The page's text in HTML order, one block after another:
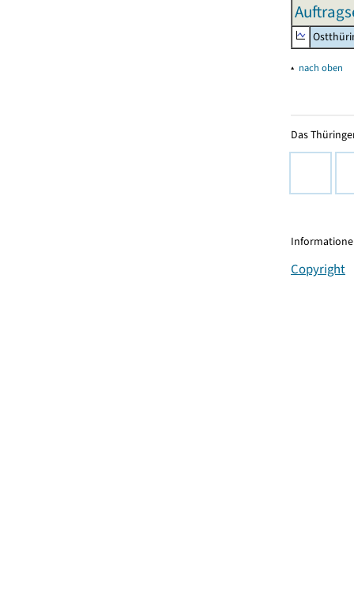
▴ nach oben
Das
Copyright